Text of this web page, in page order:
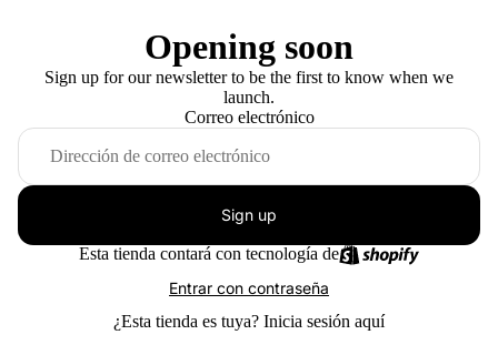
Opening soon
Sign up for our newsletter to be the first to know when we
launch.
Correo electrónico
Sign up
Esta tienda contará con tecnología de
Entrar con contraseña
¿Esta tienda es tuya? Inicia sesión aquí